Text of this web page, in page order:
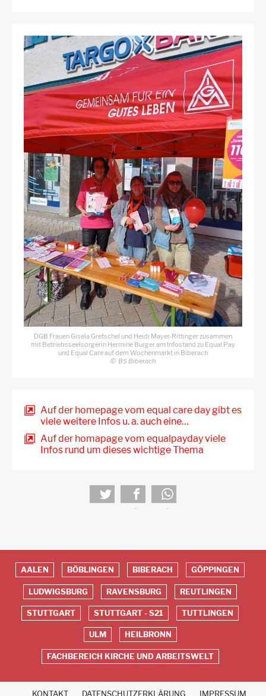
DGB Frauen Gisela Gretschel und Heidi Mayer-Rittinger zusammen
mit Betriebsseelsorgerin Hermine Burger am Infostand zu Equal Pay
und Equal Care auf dem Wochenmarkt in Biberach
BS Biberach
Auf der homepage vom equal care day gibt es
viele weitere Infos u. a. auch eine…
Auf der homapage vom equalpayday viele
Infos rund um dieses wichtige Thema
teilen teilen
Red
Footer
AALEN BÖBLINGEN BIBERACH GÖPPINGEN
LUDWIGSBURG RAVENSBURG REUTLINGEN
STUTTGART STUTTGART - S21 TUTTLINGEN
ULM HEILBRONN
FACHBEREICH KIRCHE UND ARBEITSWELT
KONTAKT DATENSCHUTZERKLÄRUNG IMPRESSUM